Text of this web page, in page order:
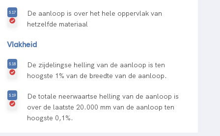
De aanloop is over het hele oppervlak van
hetzelfde materiaal
Vlakheid
De zijdelingse helling van de aanloop is ten
hoogste 1% van de breedte van de aanloop.
De totale neerwaartse helling van de aanloop is
over de laatste 20.000 mm van de aanloop ten
hoogste 0,1%.